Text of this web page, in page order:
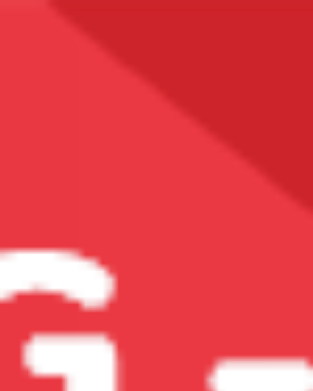
Bổ Sung Magiê (Mg)
Bổ Sung Sắt (Fe)
Bổ Sung Canxi (Ca)
Xem Tất Cả
Collagen
Omega 3-6-9